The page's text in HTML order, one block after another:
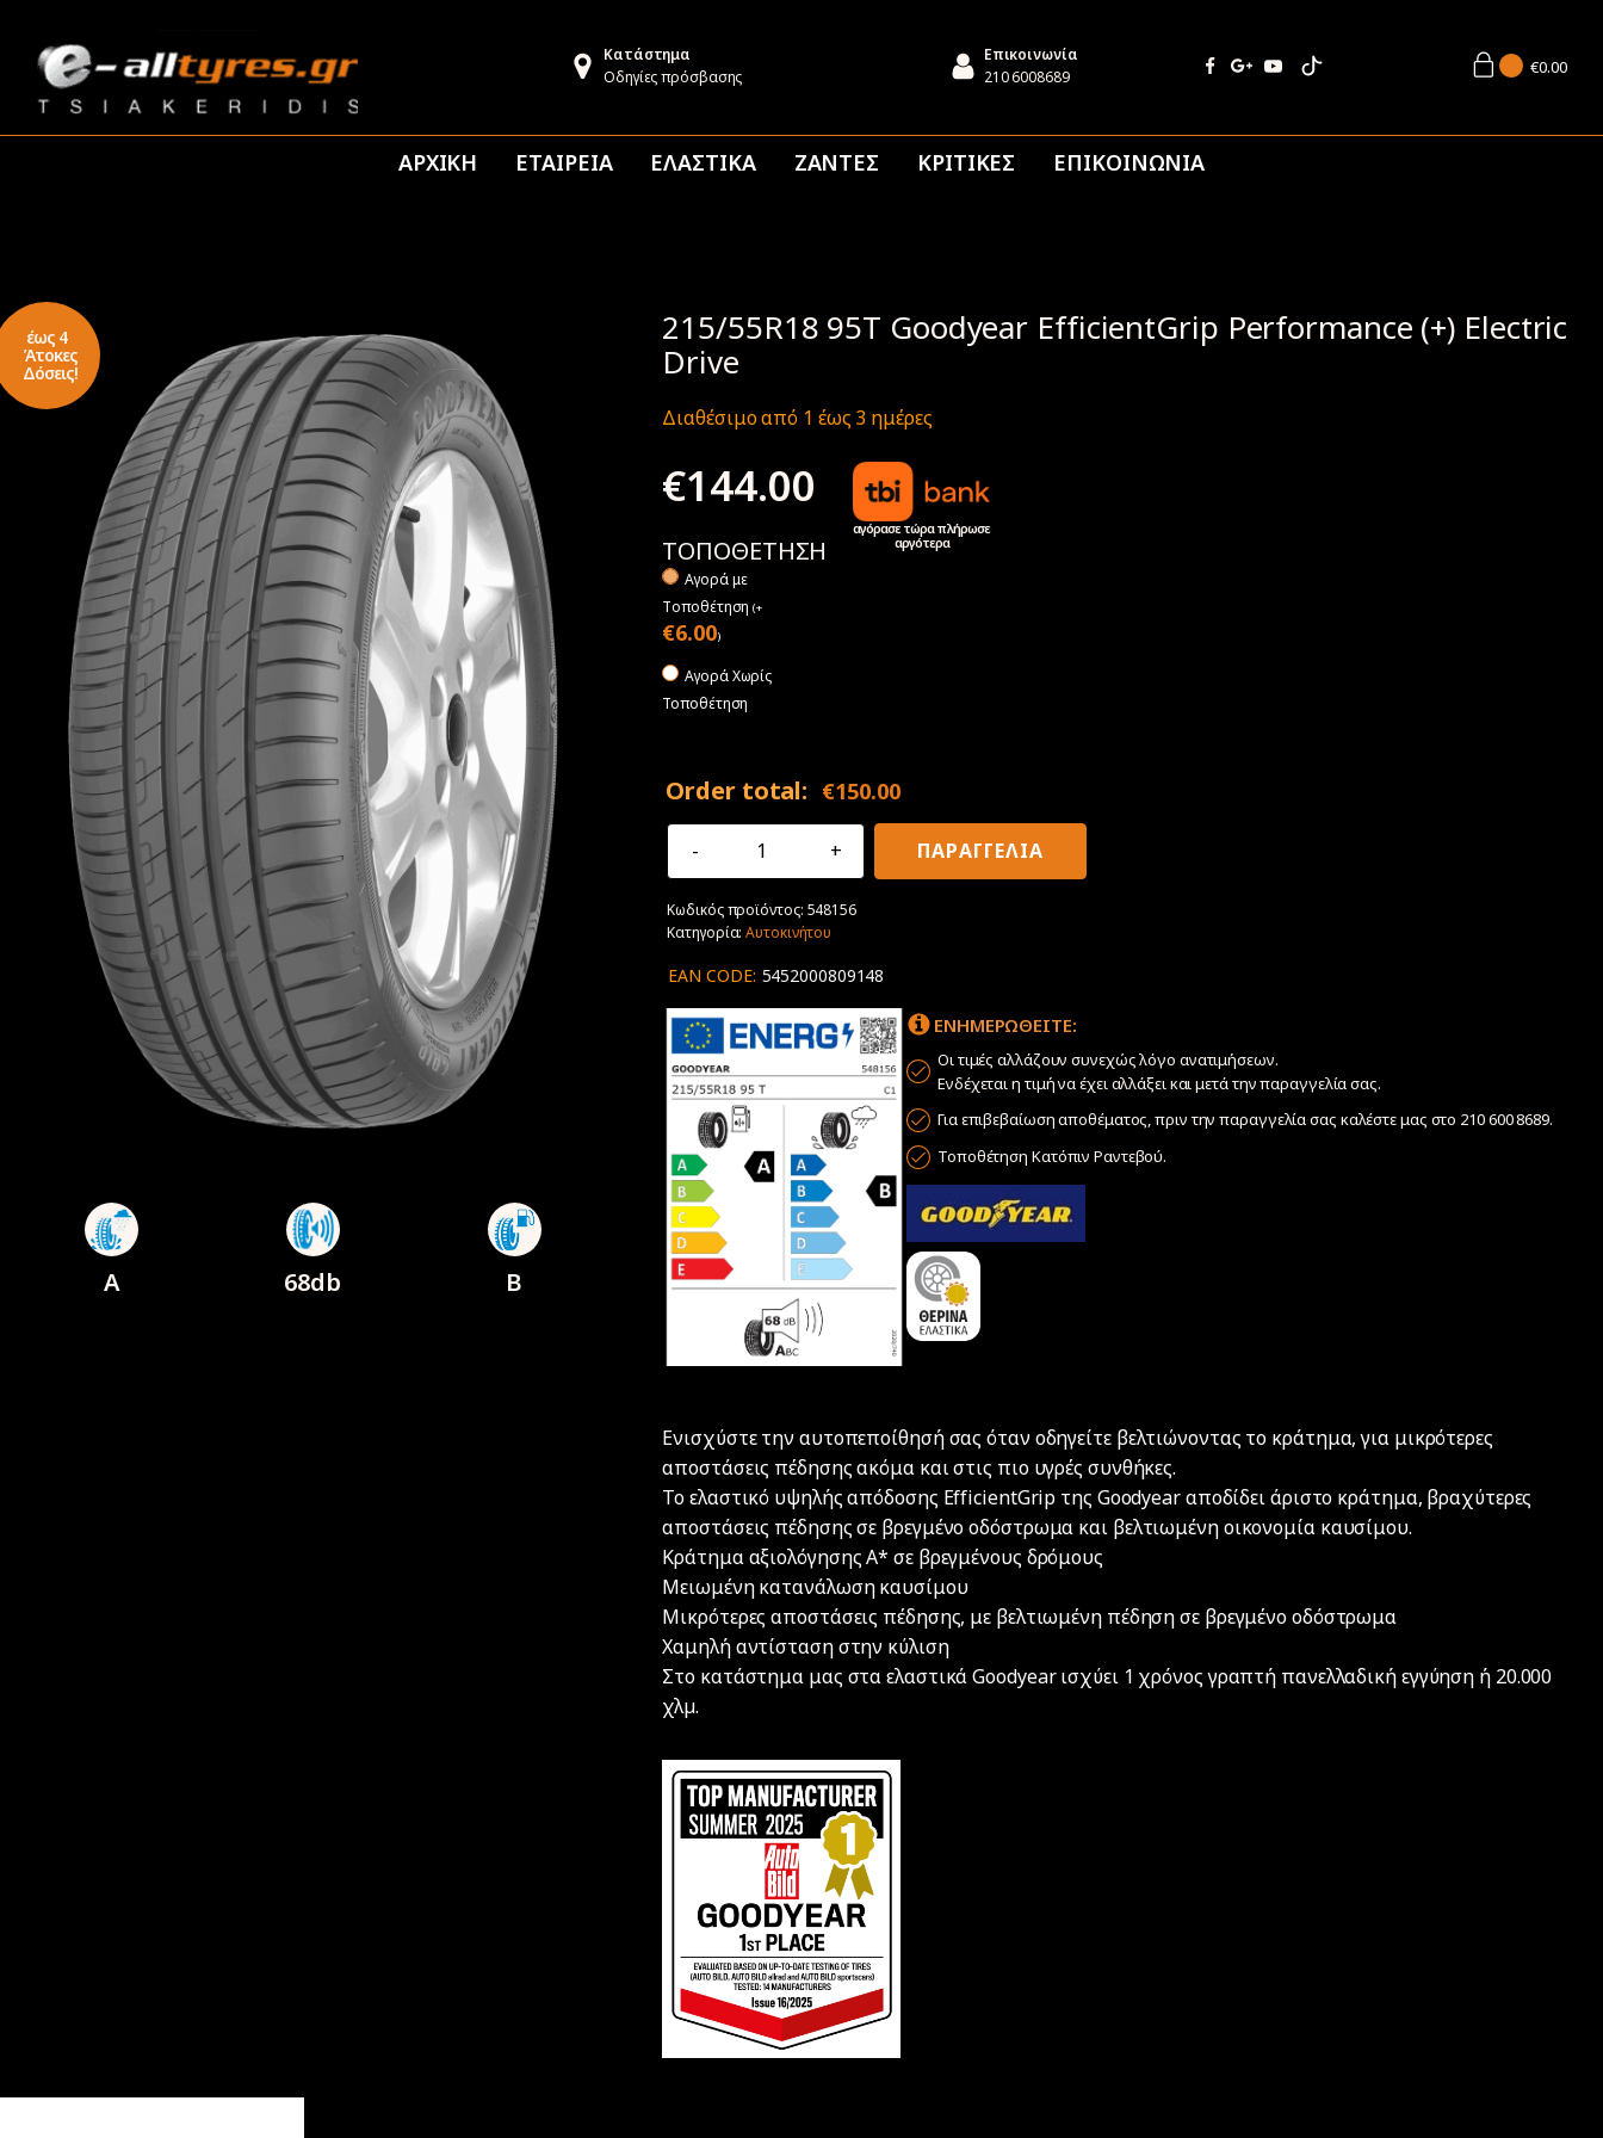
Κατάστημα
Οδηγίες πρόσβασης
Επικοινωνία
210 6008689
€0.00
ΑΡΧΙΚΗ ΕΤΑΙΡΕΙΑ ΕΛΑΣΤΙΚΑ ΖΑΝΤΕΣ ΚΡΙΤΙΚΕΣ ΕΠΙΚΟΙΝΩΝΙΑ
έως 4
Άτοκες
Δόσεις!
A 68db B
215/55R18 95T Goodyear EfficientGrip Performance (+) Electric
Drive
Διαθέσιμο από 1 έως 3 ημέρες
€144.00
αγόρασε τώρα πλήρωσε
αργότερα
ΤΟΠΟΘΕΤΗΣΗ
Αγορά με
Tοποθέτηση(+
€6.00)
Αγορά Χωρίς
Τοποθέτηση
Order total: €150.00
215/55R18
EfficientGrip
Performance
Electric
Drive
ποσότητα
ΠΑΡΑΓΓΕΛΙΑ
Κωδικός προϊόντος: 548156
Κατηγορία:Αυτοκινήτου
EAN CODE: 5452000809148
ΕΝΗΜΕΡΩΘΕΙΤΕ:
Οι τιμές αλλάζουν συνεχώς λόγο ανατιμήσεων.
Ενδέχεται η τιμή να έχει αλλάξει και μετά την παραγγελία σας.
Για επιβεβαίωση αποθέματος, πριν την παραγγελία σας καλέστε μας στο 210 600 8689.
Τοποθέτηση Κατόπιν Ραντεβού.
Ενισχύστε την αυτοπεποίθησή σας όταν οδηγείτε βελτιώνοντας το κράτημα, για μικρότερες
αποστάσεις πέδησης ακόμα και στις πιο υγρές συνθήκες.
Το ελαστικό υψηλής απόδοσης EfficientGrip της Goodyear αποδίδει άριστο κράτημα, βραχύτερες
αποστάσεις πέδησης σε βρεγμένο οδόστρωμα και βελτιωμένη οικονομία καυσίμου.
Κράτημα αξιολόγησης A* σε βρεγμένους δρόμους
Μειωμένη κατανάλωση καυσίμου
Μικρότερες αποστάσεις πέδησης, με βελτιωμένη πέδηση σε βρεγμένο οδόστρωμα
Χαμηλή αντίσταση στην κύλιση
Στο κατάστημα μας στα ελαστικά Goodyear ισχύει 1 χρόνος γραπτή πανελλαδική εγγύηση ή 20.000
χλµ.